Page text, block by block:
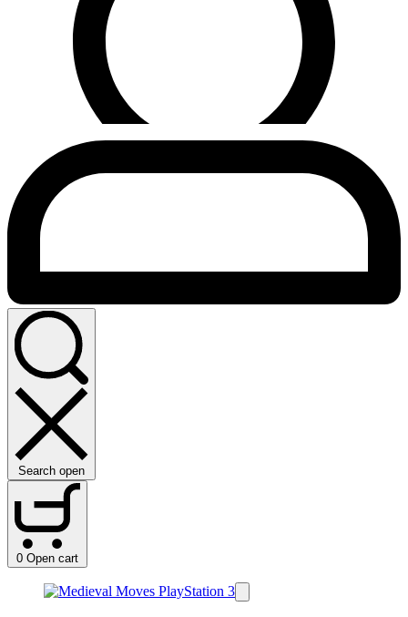
Search open
0 Open cart